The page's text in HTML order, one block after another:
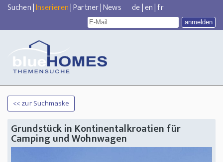
Suchen|Inserieren|Partner|News de|en|fr
<< zur Suchmaske
Grundstück in Kontinentalkroatien für
Camping und Wohnwagen